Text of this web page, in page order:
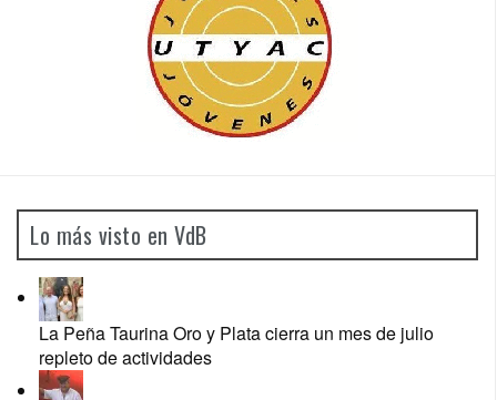
Lo más visto en VdB
La Peña Taurina Oro y Plata cierra un mes de julio
repleto de actividades